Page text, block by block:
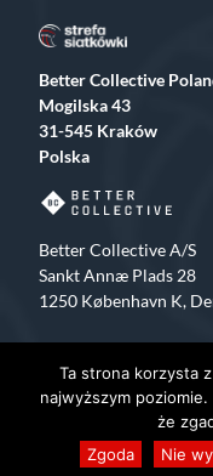
Better Collective
Mogilska 43
31-545 Kraków
Polska
Better Collective A/S
Sankt Annæ Plads 28
1250 København K,
Copyrights 2015-
Ta strona korzysta
najwyższym
że
Zgoda
Nie